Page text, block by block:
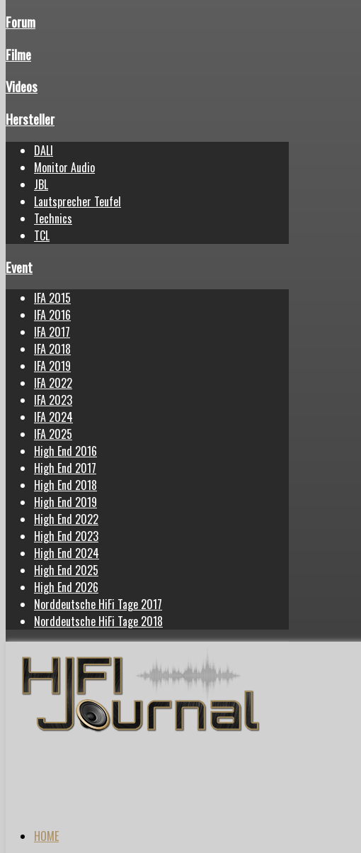
Forum
Filme
Videos
Hersteller
DALI
Monitor Audio
JBL
Lautsprecher Teufel
Technics
TCL
Event
IFA 2015
IFA 2016
IFA 2017
IFA 2018
IFA 2019
IFA 2022
IFA 2023
IFA 2024
IFA 2025
High End 2016
High End 2017
High End 2018
High End 2019
High End 2022
High End 2023
High End 2024
High End 2025
High End 2026
Norddeutsche HiFi Tage 2017
Norddeutsche HiFi Tage 2018
HOME